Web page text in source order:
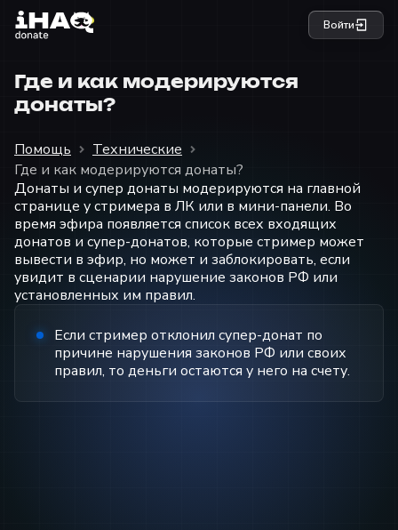
Войти
Где и как модерируются
донаты?
Помощь
Технические
Где и как модерируются донаты?
Донаты и супер донаты модерируются на главной
странице у стримера в ЛК или в мини-панели. Во
время эфира появляется список всех входящих
донатов и супер-донатов, которые стример может
вывести в эфир, но может и заблокировать, если
увидит в сценарии нарушение законов РФ или
установленных им правил.
Если стример отклонил супер-донат по
причине нарушения законов РФ или своих
правил, то деньги остаются у него на счету.